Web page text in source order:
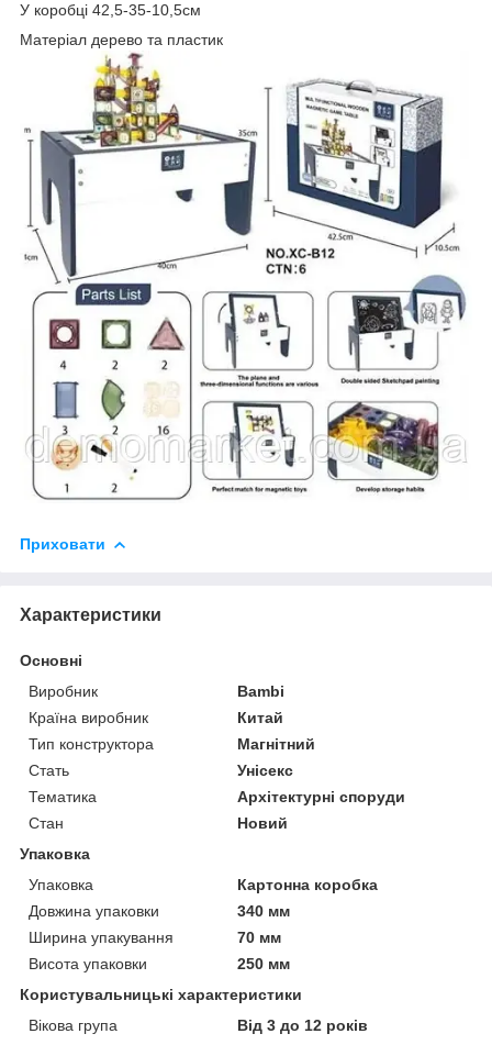
У коробці 42,5-35-10,5см
Матеріал дерево та пластик
Приховати
Характеристики
Основні
Виробник
Bambi
Країна виробник
Китай
Тип конструктора
Магнітний
Стать
Унісекс
Тематика
Архітектурні споруди
Стан
Новий
Упаковка
Упаковка
Картонна коробка
Довжина упаковки
340 мм
Ширина упакування
70 мм
Висота упаковки
250 мм
Користувальницькі характеристики
Вікова група
Від 3 до 12 років